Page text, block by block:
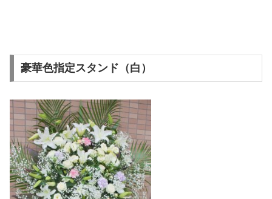
豪華色指定スタンド（白）